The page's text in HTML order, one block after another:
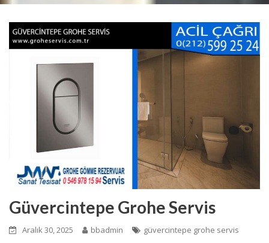
Güvercintepe Grohe Servis
Aralık 30, 2025 bbadmin güvercintepe grohe servis